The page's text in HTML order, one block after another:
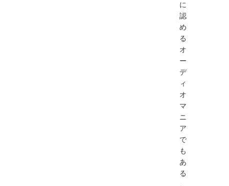
に
認
め
る
オ
ー
デ
ィ
オ
マ
ニ
ア
で
も
あ
る